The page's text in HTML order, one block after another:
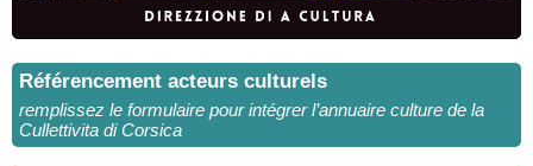
Référencement acteurs culturels
remplissez le formulaire pour intégrer l’annuaire culture de la
Cullettivita di Corsica